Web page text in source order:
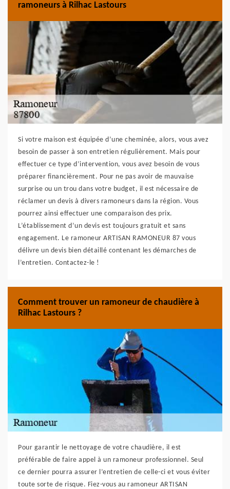
ramoneurs à Rilhac Lastours
Si votre maison est équipée d’une cheminée, alors, vous avez
besoin de passer à son entretien régulièrement. Mais pour
effectuer ce type d’intervention, vous avez besoin de vous
préparer financièrement. Pour ne pas avoir de mauvaise
surprise ou un trou dans votre budget, il est nécessaire de
réclamer un devis à divers ramoneurs dans la région. Vous
pourrez ainsi effectuer une comparaison des prix.
L’établissement d’un devis est toujours gratuit et sans
engagement. Le ramoneur ARTISAN RAMONEUR 87 vous
délivre un devis bien détaillé contenant les démarches de
l’entretien. Contactez-le !
Comment trouver un ramoneur de chaudière à
Rilhac Lastours ?
Pour garantir le nettoyage de votre chaudière, il est
préférable de faire appel à un ramoneur professionnel. Seul
ce dernier pourra assurer l’entretien de celle-ci et vous éviter
toute sorte de risque. Fiez-vous au ramoneur ARTISAN